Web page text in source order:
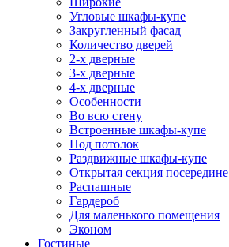
Угловые шкафы-купе
Закругленный фасад
Количество дверей
2-х дверные
3-х дверные
4-х дверные
Особенности
Во всю стену
Встроенные шкафы-купе
Под потолок
Раздвижные шкафы-купе
Открытая секция посередине
Распашные
Гардероб
Для маленького помещения
Эконом
Гостиные